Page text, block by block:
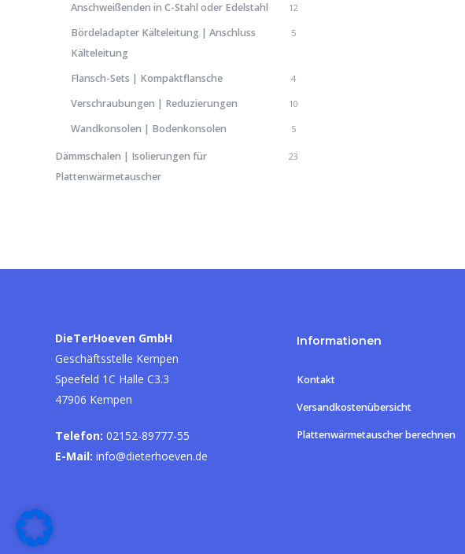
Anschweißenden in C-Stahl oder Edelstahl 12
Bördeladapter Kälteleitung | Anschluss
Kälteleitung
5
Flansch-Sets | Kompaktflansche 4
Verschraubungen | Reduzierungen 10
Wandkonsolen | Bodenkonsolen 5
Dämmschalen | Isolierungen für
Plattenwärmetauscher
23
DieTerHoeven GmbH
Geschäftsstelle Kempen
Speefeld 1C Halle C3.3
47906 Kempen
Telefon: 02152-89777-55
E-Mail: info@dieterhoeven.de
Informationen
Kontakt
Versandkostenübersicht
Plattenwärmetauscher berechnen